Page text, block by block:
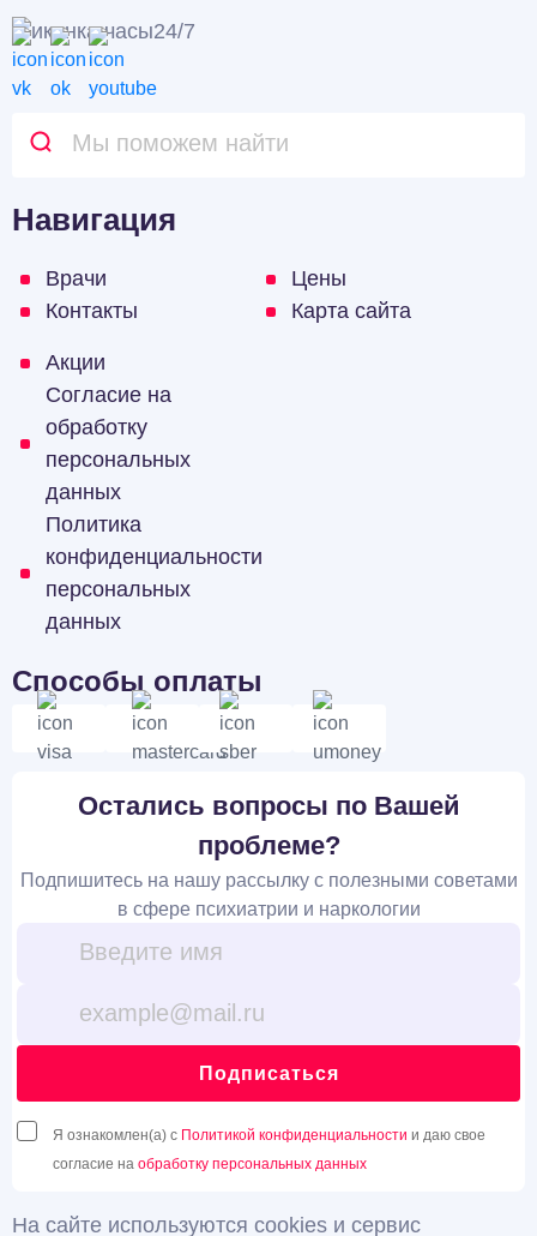
24/7
Навигация
Врачи
Цены
Контакты
Карта сайта
Акции
Согласие на
обработку
персональных
данных
Политика
конфиденциальности
персональных
данных
Способы оплаты
Остались вопросы по Вашей
проблеме?
Подпишитесь на нашу рассылку с полезными советами
в сфере психиатрии и наркологии
Подписаться
Я ознакомлен(а) с Политикой конфиденциальности и даю свое
согласие на обработку персональных данных
На сайте используются cookies и сервис